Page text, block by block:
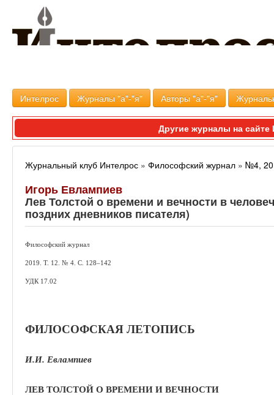
Интелрос Журналы "а"-"я" Авторы "а"-"я"
Другие журналы на
Журнальный клуб Интелрос » Философский журнал » №4,
Игорь Евлампиев
Лев Толстой о времени и вечности в
поздних дневников писателя)
Философский журнал
2019. Т. 12. № 4. С. 128–142
УДК 17.02
ФИЛОСОФСКАЯ ЛЕТОПИСЬ
И.И. Евлампиев
ЛЕВ ТОЛСТОЙ О ВРЕМЕНИ И ВЕЧНОСТИ